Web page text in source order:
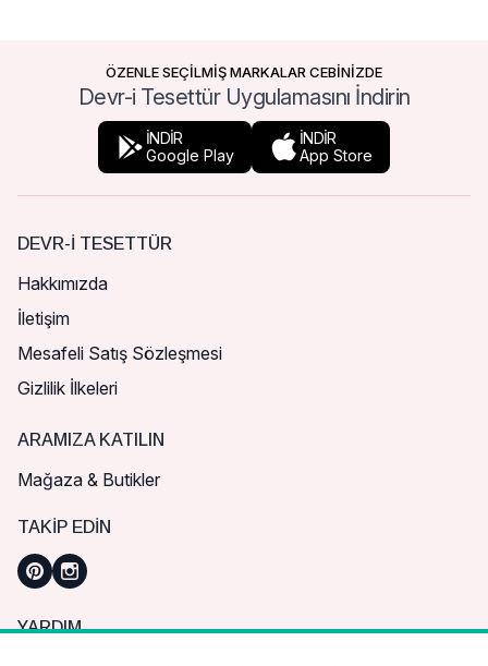
ÖZENLE SEÇİLMİŞ MARKALAR CEBİNİZDE
Devr-i Tesettür Uygulamasını İndirin
İNDİR
Google Play
İNDİR
App Store
DEVR-I TESETTÜR
Hakkımızda
İletişim
Mesafeli Satış Sözleşmesi
Gizlilik İlkeleri
ARAMIZA KATILIN
Mağaza & Butikler
TAKIP EDIN
YARDIM